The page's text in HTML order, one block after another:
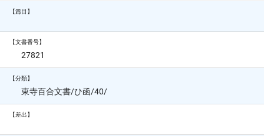
【篇目】
【文書番号】
27821
【分類】
東寺百合文書/ひ函/40/
【差出】